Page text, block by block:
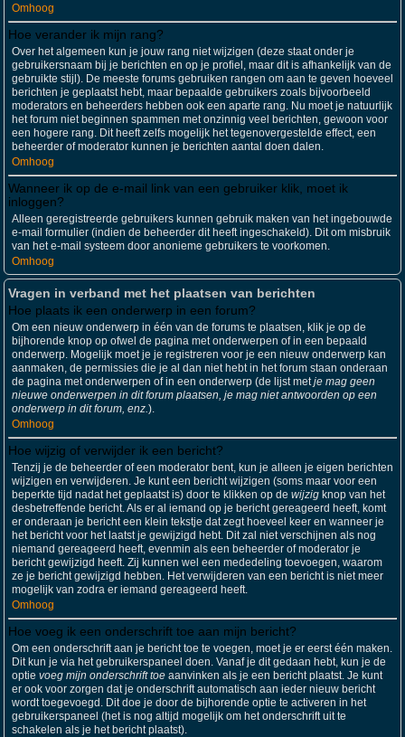
Omhoog
Hoe verander ik mijn rang?
Over het algemeen kun je jouw rang niet wijzigen (deze staat onder je
gebruikersnaam bij je berichten en op je profiel, maar dit is afhankelijk van de
gebruikte stijl). De meeste forums gebruiken rangen om aan te geven hoeveel
berichten je geplaatst hebt, maar bepaalde gebruikers zoals bijvoorbeeld
moderators en beheerders hebben ook een aparte rang. Nu moet je natuurlijk
het forum niet beginnen spammen met onzinnig veel berichten, gewoon voor
een hogere rang. Dit heeft zelfs mogelijk het tegenovergestelde effect, een
beheerder of moderator kunnen je berichten aantal doen dalen.
Omhoog
Wanneer ik op de e-mail link van een gebruiker klik, moet ik
inloggen?
Alleen geregistreerde gebruikers kunnen gebruik maken van het ingebouwde
e-mail formulier (indien de beheerder dit heeft ingeschakeld). Dit om misbruik
van het e-mail systeem door anonieme gebruikers te voorkomen.
Omhoog
Vragen in verband met het plaatsen van berichten
Hoe plaats ik een onderwerp in een forum?
Om een nieuw onderwerp in één van de forums te plaatsen, klik je op de
bijhorende knop op ofwel de pagina met onderwerpen of in een bepaald
onderwerp. Mogelijk moet je je registreren voor je een nieuw onderwerp kan
aanmaken, de permissies die je al dan niet hebt in het forum staan onderaan
de pagina met onderwerpen of in een onderwerp (de lijst metje mag geen
nieuwe onderwerpen in dit forum plaatsen, je mag niet antwoorden op een
onderwerp in dit forum, enz.).
Omhoog
Hoe wijzig of verwijder ik een bericht?
Tenzij je de beheerder of een moderator bent, kun je alleen je eigen berichten
wijzigen en verwijderen. Je kunt een bericht wijzigen (soms maar voor een
beperkte tijd nadat het geplaatst is) door te klikken op de wijzig knop van het
desbetreffende bericht. Als er al iemand op je bericht gereageerd heeft, komt
er onderaan je bericht een klein tekstje dat zegt hoeveel keer en wanneer je
het bericht voor het laatst je gewijzigd hebt. Dit zal niet verschijnen als nog
niemand gereageerd heeft, evenmin als een beheerder of moderator je
bericht gewijzigd heeft. Zij kunnen wel een mededeling toevoegen, waarom
ze je bericht gewijzigd hebben. Het verwijderen van een bericht is niet meer
mogelijk van zodra er iemand gereageerd heeft.
Omhoog
Hoe voeg ik een onderschrift toe aan mijn bericht?
Om een onderschrift aan je bericht toe te voegen, moet je er eerst één maken.
Dit kun je via het gebruikerspaneel doen. Vanaf je dit gedaan hebt, kun je de
optie voeg mijn onderschrift toe aanvinken als je een bericht plaatst. Je kunt
er ook voor zorgen dat je onderschrift automatisch aan ieder nieuw bericht
wordt toegevoegd. Dit doe je door de bijhorende optie te activeren in het
gebruikerspaneel (het is nog altijd mogelijk om het onderschrift uit te
schakelen als je het bericht plaatst).